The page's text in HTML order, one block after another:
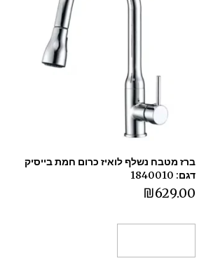
ברז מטבח נשלף לואיז כרום חמת בייסיק
דגם: 1840010
₪629.00